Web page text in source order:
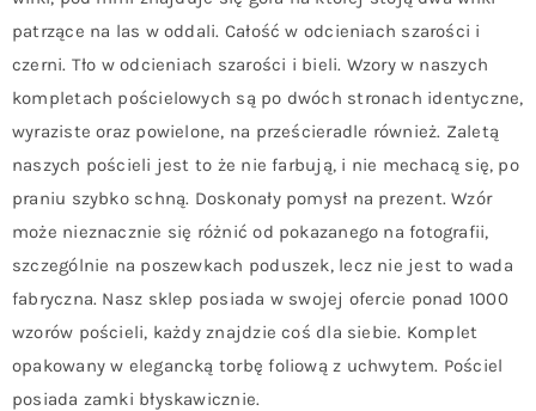
patrzące na las w oddali. Całość w odcieniach szarości i
czerni. Tło w odcieniach szarości i bieli. Wzory w naszych
kompletach pościelowych są po dwóch stronach identyczne,
wyraziste oraz powielone, na prześcieradle również. Zaletą
naszych pościeli jest to że nie farbują, i nie mechacą się, po
praniu szybko schną. Doskonały pomysł na prezent. Wzór
może nieznacznie się różnić od pokazanego na fotografii,
szczególnie na poszewkach poduszek, lecz nie jest to wada
fabryczna. Nasz sklep posiada w swojej ofercie ponad 1000
wzorów pościeli, każdy znajdzie coś dla siebie. Komplet
opakowany w elegancką torbę foliową z uchwytem. Pościel
posiada zamki błyskawicznie.